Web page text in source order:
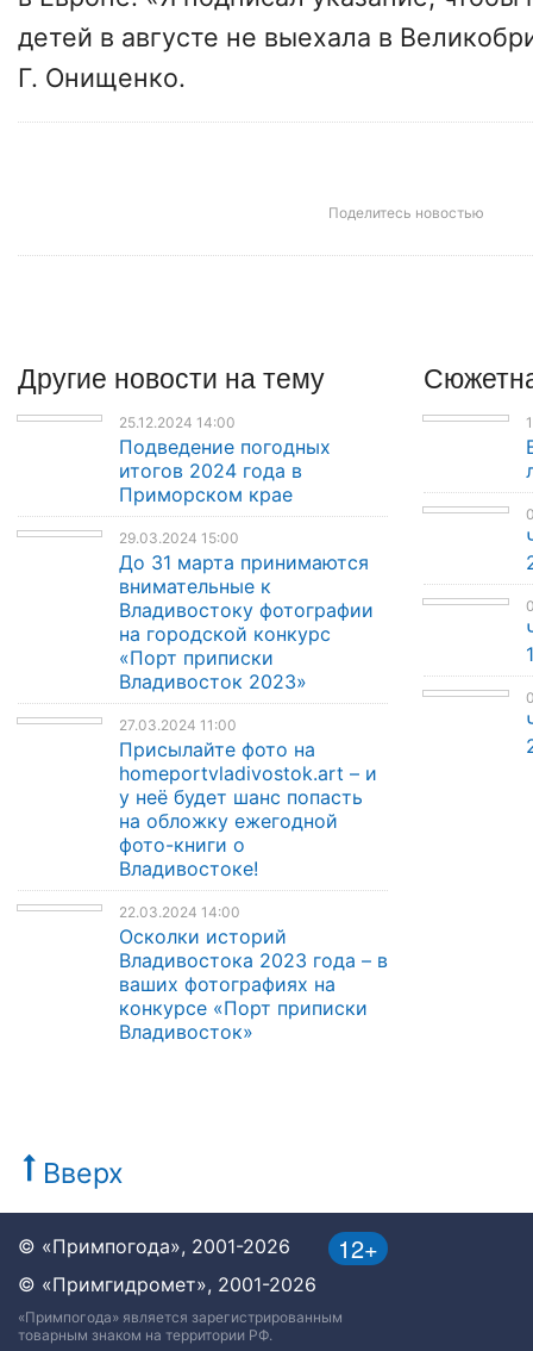
детей в августе не выехала в
Г. Онищенко.
Поделитесь новостью
Другие новости на тему
25.12.2024 14:00
Подведение погодных
итогов 2024 года в
Приморском крае
29.03.2024 15:00
До 31 марта принимаются
внимательные к
Владивостоку фотографии
на городской конкурс
«Порт приписки
Владивосток 2023»
27.03.2024 11:00
Присылайте фото на
homeportvladivostok.art – и
у неё будет шанс попасть
на обложку ежегодной
фото-книги о
Владивостоке!
22.03.2024 14:00
Осколки историй
Владивостока 2023 года – в
ваших фотографиях на
конкурсе «Порт приписки
Владивосток»
Вверх
12+
© «Примпогода», 2001-2026
© «Примгидромет», 2001-2026
«Примпогода» является зарегистрированным
товарным знаком на территории РФ.